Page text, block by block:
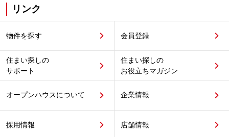
リンク
物件を探す 会員登録
住まい探しの
サポート
住まい探しの
お役立ちマガジン
オープンハウスについて 企業情報
採用情報 店舗情報